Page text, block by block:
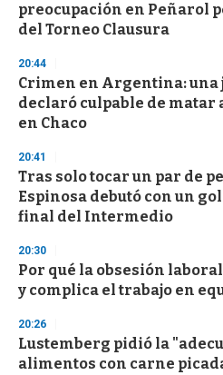
preocupación en Peñarol
del Torneo Clausura
20:44
Crimen en Argentina: una
declaró culpable de matar
en Chaco
20:41
Tras solo tocar un par de
Espinosa debutó con un
final del Intermedio
20:30
Por qué la obsesión
y complica el trabajo en
20:26
Lustemberg pidió la
alimentos con carne